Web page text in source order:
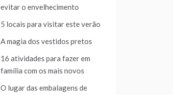
evitar o envelhecimento
5 locais para visitar este verão
A magia dos vestidos pretos
16 atividades para fazer em
família com os mais novos
O lugar das embalagens de